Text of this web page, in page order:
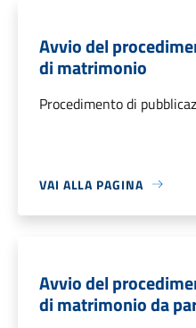
Avvio del
di matrimonio
Procedimento di
VAI ALLA PAGINA
Avvio del
di matrimonio da